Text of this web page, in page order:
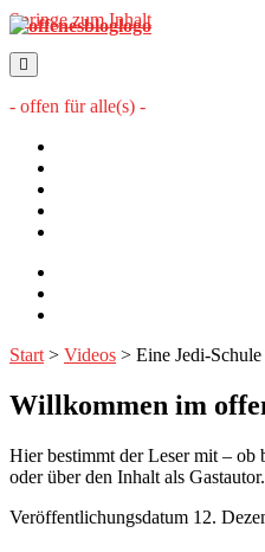
Springe zum Inhalt
offenesblog.de
- offen für alle(s) -
Start > Videos > Eine Jedi-
Willkommen im
Hier bestimmt der Leser mit – ob
oder über den Inhalt als
Veröffentlichungsdatum 12.